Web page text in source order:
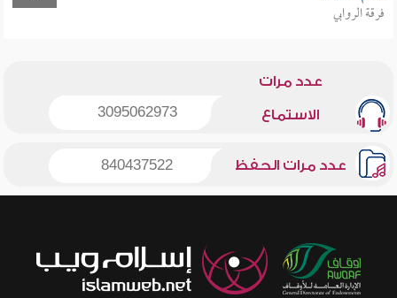
فرقة الروابي
عدد مرات
الاستماع 3095062973
عدد مرات الحفظ 840437522